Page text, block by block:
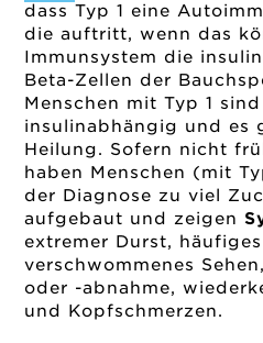
dass Typ 1 eine
die auftritt, wenn das
Immunsystem die
Beta-Zellen der
Menschen mit Typ 1
insulinabhängig und es
Heilung. Sofern nicht
haben Menschen (mit
der Diagnose zu viel
aufgebaut und zeigen
extremer Durst, häufiges
verschwommenes
oder -abnahme,
und Kopfschmerzen.